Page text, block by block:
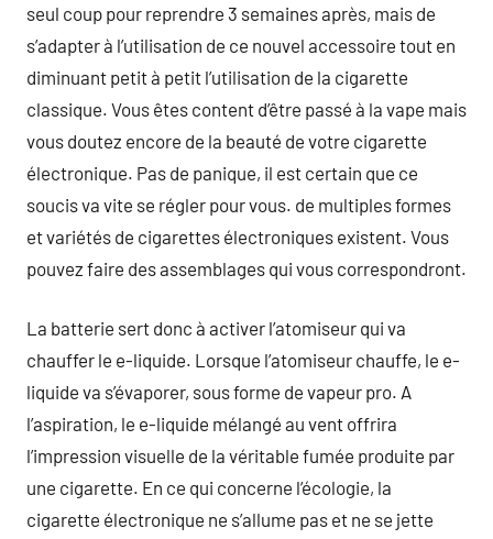
seul coup pour reprendre 3 semaines après, mais de
s’adapter à l’utilisation de ce nouvel accessoire tout en
diminuant petit à petit l’utilisation de la cigarette
classique. Vous êtes content d’être passé à la vape mais
vous doutez encore de la beauté de votre cigarette
électronique. Pas de panique, il est certain que ce
soucis va vite se régler pour vous. de multiples formes
et variétés de cigarettes électroniques existent. Vous
pouvez faire des assemblages qui vous correspondront.
La batterie sert donc à activer l’atomiseur qui va
chauffer le e-liquide. Lorsque l’atomiseur chauffe, le e-
liquide va s’évaporer, sous forme de vapeur pro. A
l’aspiration, le e-liquide mélangé au vent offrira
l’impression visuelle de la véritable fumée produite par
une cigarette. En ce qui concerne l’écologie, la
cigarette électronique ne s’allume pas et ne se jette